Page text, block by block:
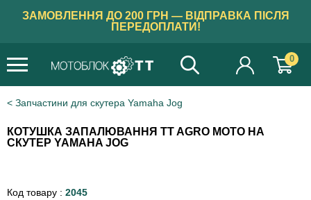
ЗАМОВЛЕННЯ ДО 200 ГРН — ВІДПРАВКА ПІСЛЯ
ПЕРЕДОПЛАТИ!
0
Запчастини для скутера Yamaha Jog
КОТУШКА ЗАПАЛЮВАННЯ TT AGRO MOTO НА
СКУТЕР YAMAHA JOG
Код товару : 2045